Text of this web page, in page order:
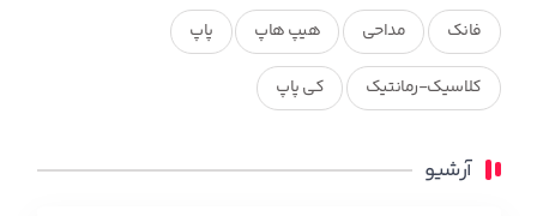
فانک مداحی هیپ هاپ پاپ
کلاسیک-رمانتیک کی پاپ
آرشیو